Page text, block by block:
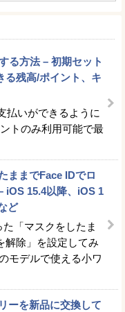
る方法 – 初期セット
る残高/ポイント、キ
払いができるように
トのみ利用可能で最
ままでFace IDでロ
iOS 15.4以降、iOS 1
ど
「マスクをしたま
解除」を設定してみ
モデルで使える小ワ
ーを新品に交換して